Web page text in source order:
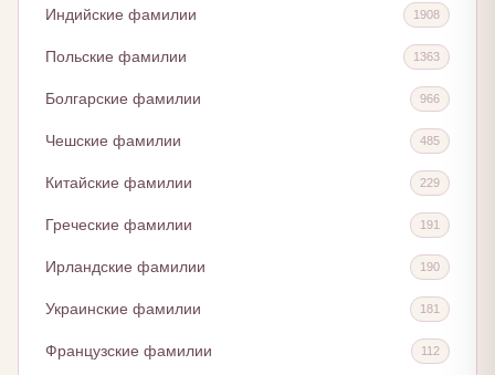
Индийские фамилии 1908
Польские фамилии 1363
Болгарские фамилии 966
Чешские фамилии 485
Китайские фамилии 229
Греческие фамилии 191
Ирландские фамилии 190
Украинские фамилии 181
Французские фамилии 112